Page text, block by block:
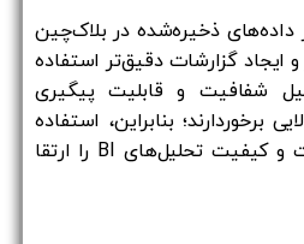
ذخیره‌شده در بلاک‌چین
ایجاد گزارشات دقیق‌تر استفاده
شفافیت و قابلیت پیگیری
برخوردارند؛ بنابراین، استفاده
از بلاک‌چین می‌تواند دقت و کیفیت تحلیل‌های BI را ارتقا